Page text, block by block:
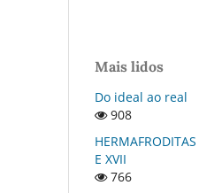
Mais lidos
Do ideal ao real
908
E XVII
766